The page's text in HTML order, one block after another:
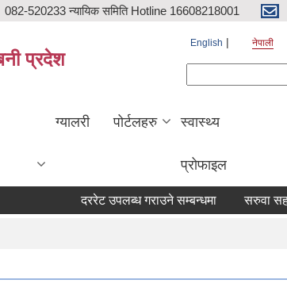
082-520233 न्यायिक समिति Hotline 16608218001
प्रदेश
English नेपाली
ग्यालरी पोर्टलहरु स्वास्थ्य
प्रोफाइल
दररेट उपलब्ध गराउने सम्बन्धमा सरुवा